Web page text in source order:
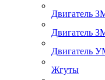
Двигатель
Двигатель
Двигатель
Жгуты